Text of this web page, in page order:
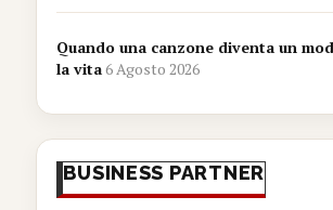
Quando una canzone diventa un
la vita6 Agosto 2026
BUSINESS PARTNER